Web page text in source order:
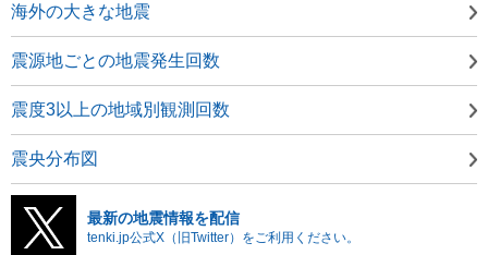
海外の大きな地震
震源地ごとの地震発生回数
震度3以上の地域別観測回数
震央分布図
最新の地震情報を配信
tenki.jp公式X（旧Twitter）をご利用ください。